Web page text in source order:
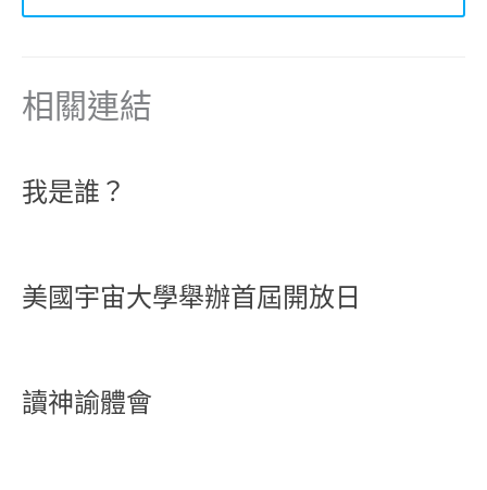
相關連結
我是誰？
美國宇宙大學舉辦首屆開放日
讀神諭體會